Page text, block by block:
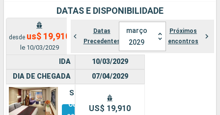
DATAS E DISPONIBILIDADE
desde us$ 19,910
le 10/03/2029
Datas
Precedentes
março
2029
Próximos
encontros
IDA
DIA DE CHEGADA
Suíte
Outras
10/03/2029
07/04/2029
US$ 19,910
Cidades Companhias
Pesquisar